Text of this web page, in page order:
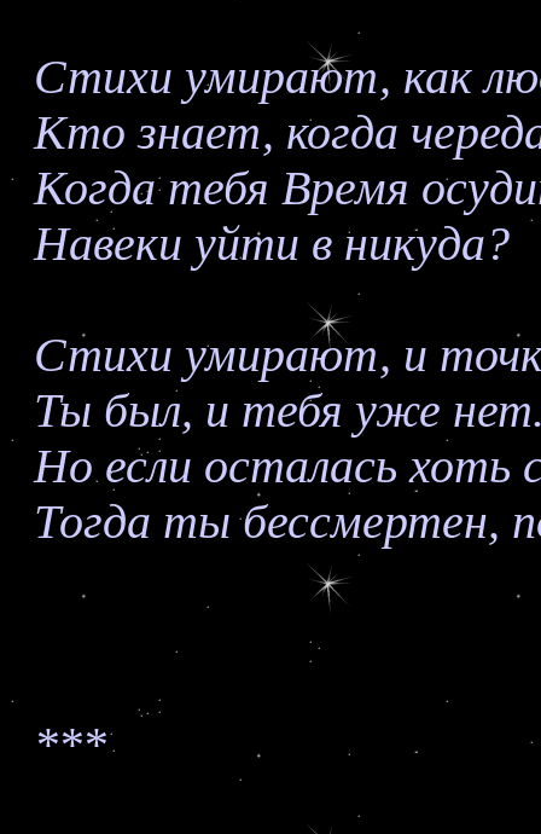
Стихи умирают, как
Кто знает, когда
Когда тебя Время
Навеки уйти в никуда?
Стихи умирают, и
Ты был, и тебя уже
Но если осталась хоть
Тогда ты бессмертен,
***